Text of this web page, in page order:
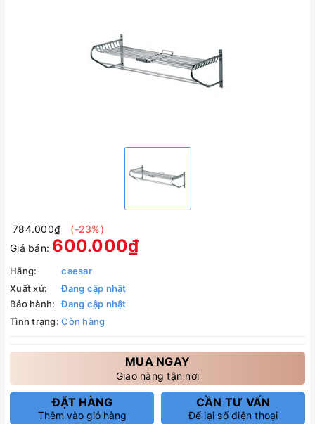
784.000₫
(-23%)
Giá bán: 600.000₫
Hãng:
caesar
Xuất xứ:
Đang cập nhật
Bảo hành:
Đang cập nhật
Tình trạng: Còn hàng
MUA NGAY
Giao hàng tận nơi
ĐẶT HÀNG
Thêm vào giỏ hàng
CẦN TƯ VẤN
Để lại số điện thoại